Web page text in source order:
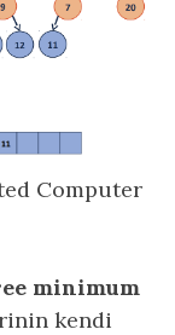
Computer
minimum
kendi